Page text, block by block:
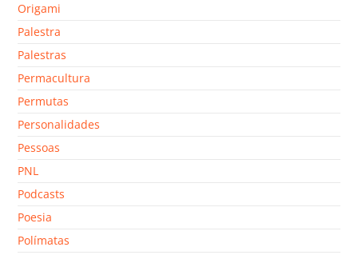
Origami
Palestra
Palestras
Permacultura
Permutas
Personalidades
Pessoas
PNL
Podcasts
Poesia
Polímatas